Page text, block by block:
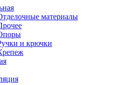
материалы
и крючки